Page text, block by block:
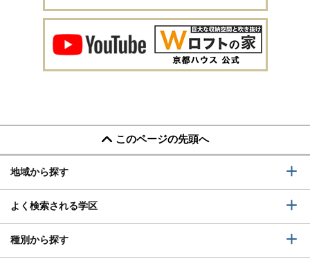
このページの先頭へ
地域から探す
よく検索される学区
種別から探す